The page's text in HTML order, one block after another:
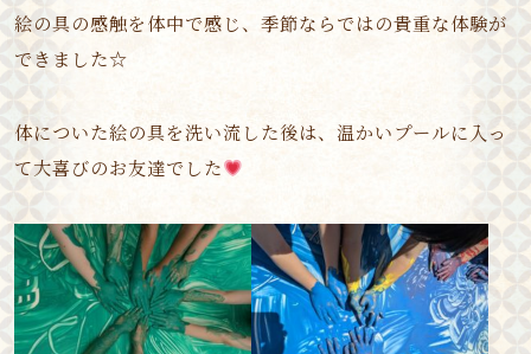
絵の具の感触を体中で感じ、季節ならではの貴重な体験が
できました☆
体についた絵の具を洗い流した後は、温かいプールに入っ
て大喜びのお友達でした